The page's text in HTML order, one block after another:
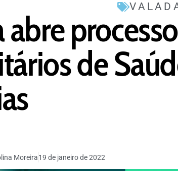
abre
de
Moreira19 de janeiro de 2022